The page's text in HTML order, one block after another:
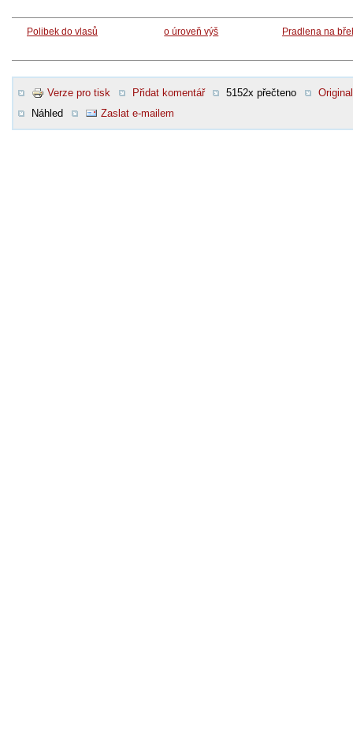
Polibek do vlasů o úroveň výš Pradlena na
Verze pro tisk Přidat komentář 5152x přečteno
Original
Náhled
Zaslat e-mailem